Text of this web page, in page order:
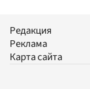
Редакция
Реклама
Карта сайта